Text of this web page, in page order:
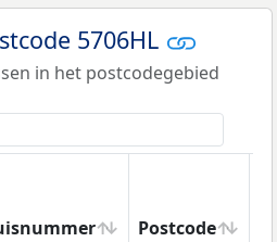
5706HL
in het postcodegebied
Postcode